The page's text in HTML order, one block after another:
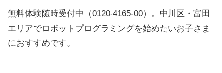
無料体験随時受付中（0120-4165-00）。中川区・富田
エリアでロボットプログラミングを始めたいお子さま
におすすめです。